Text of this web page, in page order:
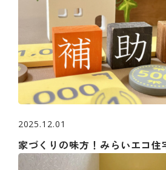
2025.12.01
家づくりの味方！みらいエコ住